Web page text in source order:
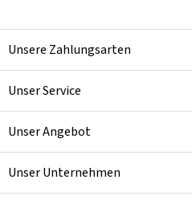
Unsere Zahlungsarten
Unser Service
Unser Angebot
Unser Unternehmen